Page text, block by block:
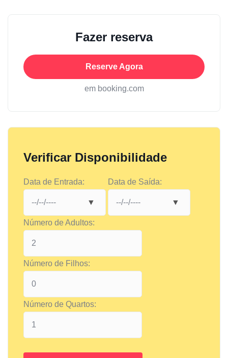
Fazer reserva
Reserve Agora
em booking.com
Verificar Disponibilidade
Data de Entrada: Data de Saída:
Número de Adultos:
Número de Filhos:
Número de Quartos: